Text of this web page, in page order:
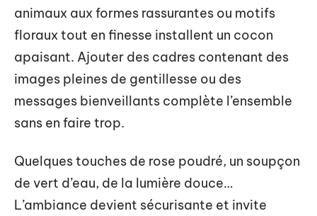
animaux aux formes rassurantes ou motifs
floraux tout en finesse installent un cocon
apaisant. Ajouter des cadres contenant des
images pleines de gentillesse ou des
messages bienveillants complète l’ensemble
sans en faire trop.
Quelques touches de rose poudré, un soupçon
de vert d’eau, de la lumière douce…
L’ambiance devient sécurisante et invite